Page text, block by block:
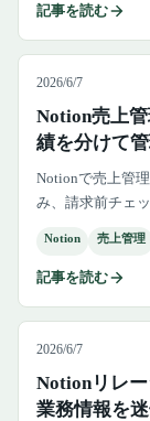
記事を読む
2026/6/7
Notion売上
績を分けて
Notionで売上管
み、請求前チェ
Notion 売上管理
記事を読む
2026/6/7
Notionリレ
業務情報を